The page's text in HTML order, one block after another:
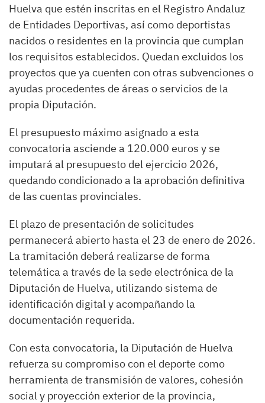
Huelva que estén inscritas en el Registro Andaluz
de Entidades Deportivas, así como deportistas
nacidos o residentes en la provincia que cumplan
los requisitos establecidos. Quedan excluidos los
proyectos que ya cuenten con otras subvenciones o
ayudas procedentes de áreas o servicios de la
propia Diputación.
El presupuesto máximo asignado a esta
convocatoria asciende a 120.000 euros y se
imputará al presupuesto del ejercicio 2026,
quedando condicionado a la aprobación definitiva
de las cuentas provinciales.
El plazo de presentación de solicitudes
permanecerá abierto hasta el 23 de enero de 2026.
La tramitación deberá realizarse de forma
telemática a través de la sede electrónica de la
Diputación de Huelva, utilizando sistema de
identificación digital y acompañando la
documentación requerida.
Con esta convocatoria, la Diputación de Huelva
refuerza su compromiso con el deporte como
herramienta de transmisión de valores, cohesión
social y proyección exterior de la provincia,